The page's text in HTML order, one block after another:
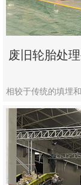
废旧轮胎处
相较于传统的填埋